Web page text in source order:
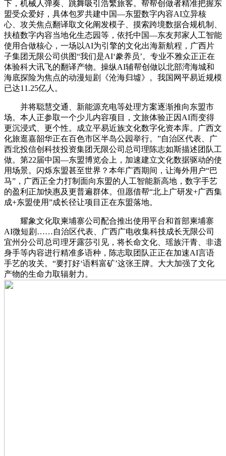
下，机械人弹奏、跳舞吸引浩繁旅客。帮帮创做者精准把握东
盟受众爱好，具体包罗共建中国—东盟数字内容AI立异核
心、攻关焦点翻译取文化阐发模子、摸索跨境数据合规机制、
扶植数字内容当地化生态园等，依托中国—东友邦家人工智能
使用合做核心，一场以AI为引擎的文化出海新航程，广西片
子集团无限公司供图“我们是AI‘豢养员’。专业不雅众正正在
体验科大讯飞的翻译产物。操纵AI辅帮创做以北部湾海城和
海底探险为焦点的动漫短剧《沧海归墟》。我国网平易近规模
已达11.25亿人。
并将聪慧交通、新能源充电等处理方案逐渐推向东盟市
场。本人正参取一个少儿内容项目，文旅体验正因AI而变得
更沉浸式、更个性。成立平易近族文化数字化资本库。广西文
化旅逛嘉韶华正在百色市区半岛公园举行。”自治区代表、广
西北投信创科技投资集团无限公司总司理陈志如斯描述团队工
做。第22届中国—东盟博览会上，加速建立文化数据驱动的使
用场景。闪烁东盟甚至世界？本年广西期间，让海外用户“巴
马”，广西正全力打制面向东盟的人工智能新高地，数字手艺
的盈利正加快惠及更普遍群体。但愿借帮“北上广研发+广西集
成+东盟使用”成长径让项目正在东盟落地。
耀象文化取柬埔寨公司配合推出使用平台和首部柬埔寨
AI微短剧……自治区代表、广西广电收集科技成长无限公司
宜州分公司总司理牙露莎引见，将长命文化、瑶族汗青、非遗
身手等内容进行精准多语种，陈志取团队正正在加速AI言语
手艺的攻关。“要打好‘语料富矿’这张王牌。大大加强了文化
产物的生命力取辐射力。